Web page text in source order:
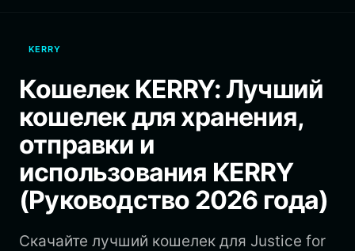
繁體中文
Bahasa Indonesia
ภาษาไทย
Español
Português (Brasil)
Español (Argentina)
KERRY
Кошелек KERRY: Лучший
кошелек для хранения,
отправки и
использования KERRY
(Руководство 2026 года)
Скачайте лучший кошелек для Justice for